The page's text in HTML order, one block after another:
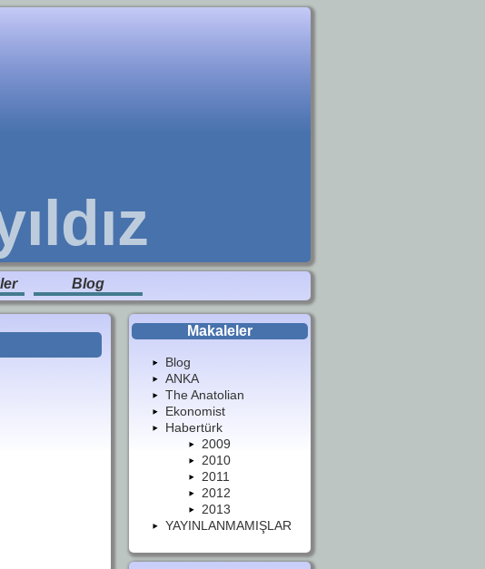
Blog
Makaleler
Blog
ANKA
The Anatolian
Ekonomist
Habertürk
2009
2010
2011
2012
2013
YAYINLANMAMIŞLAR